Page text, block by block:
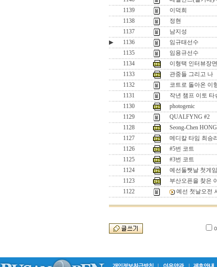
1139
이덕희
1138
정현
1137
남지성
▶
1136
임규태선수
1135
임용규선수
1134
이형택 인터뷰장
1133
관중들 그리고 나
1132
코트로 돌아온 이
1131
작년 챔프 이토 타
1130
photogenic
1129
QUALFYNG #2
1128
Seong-Chen
1127
메디칼 타임 최승
1126
#5번 코트
1125
#3번 코트
1124
예선둘쨋날 첫게
1123
부산오픈을 찾은
1122
예선 첫날오전